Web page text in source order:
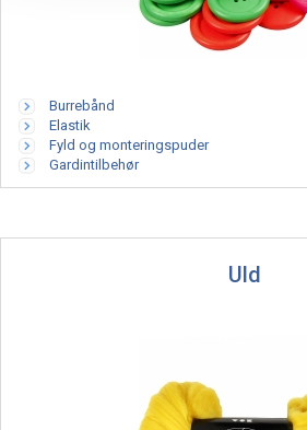
Burrebånd
Elastik
Fyld og monteringspuder
Gardintilbehør
Uld